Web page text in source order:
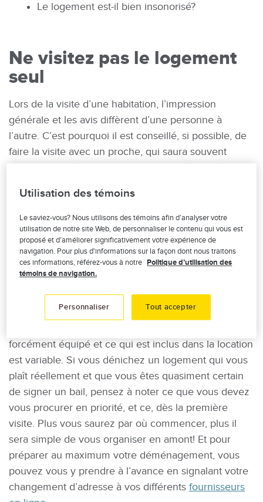
Le logement est-il bien insonorisé?
Ne visitez pas le logement
seul
Lors de la visite d’une habitation, l’impression
générale et les avis diffèrent d’une personne à
l’autre. C’est pourquoi il est conseillé, si possible, de
faire la visite avec un proche, qui saura souvent
relever des défauts qui vous auraient échappé, tout
Vous vous sentirez ainsi en confiance, et ce soutien
vous aidera à mieux imaginer votre éventuelle vie
dans le logement.
Faites une liste de ce qu’il
manque
forcément équipé et ce qui est inclus dans la location
est variable. Si vous dénichez un logement qui vous
plaît réellement et que vous êtes quasiment certain
de signer un bail, pensez à noter ce que vous devez
vous procurer en priorité, et ce, dès la première
visite. Plus vous saurez par où commencer, plus il
sera simple de vous organiser en amont! Et pour
préparer au maximum votre déménagement, vous
pouvez vous y prendre à l’avance en signalant votre
changement d’adresse à vos différents fournisseurs
Utilisation des témoins
Le saviez-vous? Nous utilisons des témoins afin d’analyser votre
utilisation de notre site Web, de personnaliser le contenu qui vous est
proposé et d’améliorer significativement votre expérience de
navigation. Pour plus d'informations sur la façon dont nous traitons
ces informations, référez-vous à notre Politique d’utilisation des
témoins de navigation.
Personnaliser Tout accepter